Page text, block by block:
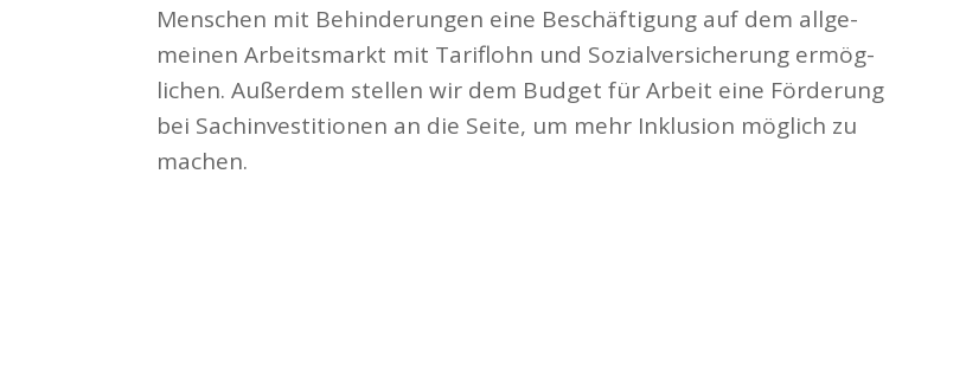
Menschen mit Behin­de­rungen eine Beschäf­tigung auf dem allge­
meinen Arbeits­markt mit Tariflohn und Sozi­al­ver­si­cherung ermög­
lichen. Außerdem stellen wir dem Budget für Arbeit eine Förderung
bei Sach­in­ves­ti­tionen an die Seite, um mehr Inklusion möglich zu
machen.